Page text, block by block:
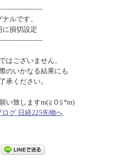
ルです。
に損切設定
はございません。
のいかなる結果にも
承ください。
い致しますm(≧Ｏ≦*m)